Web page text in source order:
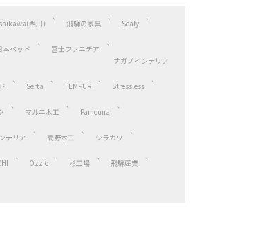
西川) 飛騨の家具 Sealy
本ベッド
冨士ファニチア
ナガノインテリア
Serta TEMPUR Stressless
マルニ木工 Pamouna
テリア 高野木工 シラカワ
Ozzio 杉工場 飛騨産業